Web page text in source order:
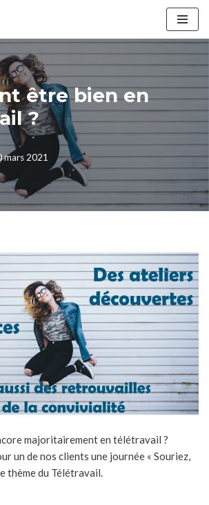
être bien en
?
mars 2021
majoritairement en télétravail ?
un de nos clients une journée « Souriez,
thème du Télétravail.